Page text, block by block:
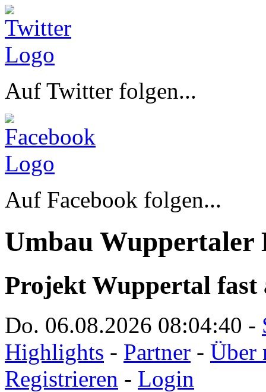
Auf Twitter folgen...
Auf Facebook folgen...
Umbau Wuppertaler
Projekt Wuppertal fast
Do. 06.08.2026 08:04:40 -
Highlights - Partner - Über
Registrieren - Login